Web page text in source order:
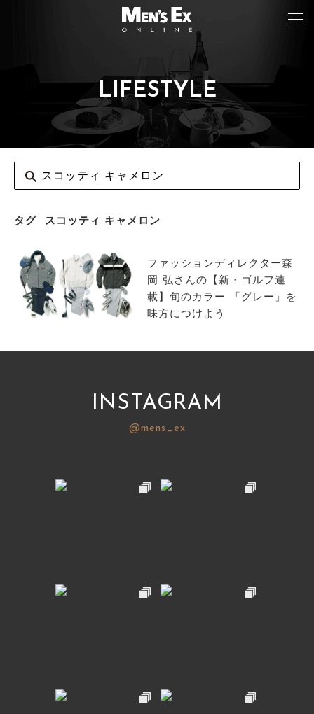
LIFESTYLE
タグ スコッティ キャメロン
ファッションディレクター森
岡 弘さんの【新・ゴルフ連
載】旬のカラー 「グレー」を
味方につけよう
INSTAGRAM
@mens_ex
FASHION
CAR&BIKE
LIFESTYLE
COLUMN
MAGAZINE
ABOUT SITE
サイトマップ